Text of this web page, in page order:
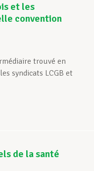
et les
convention
trouvé en
syndicats LCGB et
de la santé